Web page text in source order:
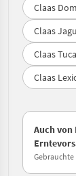
Claas
Claas
Claas
Claas
Auch